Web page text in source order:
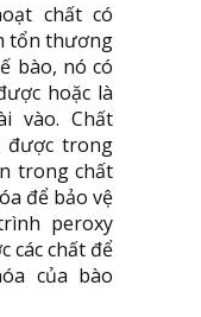
chất có
tổn thương
bào, nó có
hoặc là
vào. Chất
được trong
trong chất
để bảo vệ
peroxy
các chất để
của bào